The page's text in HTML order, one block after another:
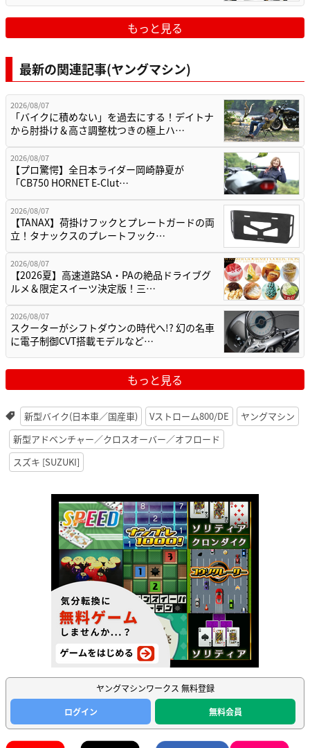
もっと見る
最新の関連記事(ヤングマシン)
2026/08/07
「バイクに積めない」を過去にする！デイトナ
から肘掛け＆高さ調整枕つきの極上ハ…
2026/08/07
【プロ驚愕】全日本ライダー岡崎静夏が
「CB750 HORNET E-Clut…
2026/08/07
【TANAX】荷掛けフックとプレートガードの両
立！タナックスのプレートフック…
2026/08/07
【2026夏】高速道路SA・PAの絶品ドライブグ
ルメ＆限定スイーツ決定版！三…
2026/08/07
スクーターがシフトダウンの時代へ!? 幻の名車
に電子制御CVT搭載モデルなど…
もっと見る
新型バイク(日本車／国産車) Vストローム800/DE
ヤングマシン
新型アドベンチャー／クロスオーバー／オフロード
スズキ [SUZUKI]
ヤングマシンワークス 無料登録
ログイン
無料会員